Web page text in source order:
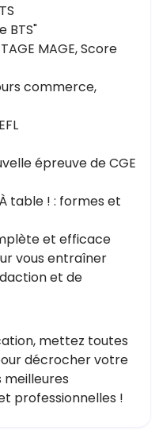
BTS"
MAGE, Score
commerce,
épreuve de CGE
table ! : formes et
et efficace
vous entraîner
et de
mettez toutes
décrocher votre
meilleures
professionnelles !